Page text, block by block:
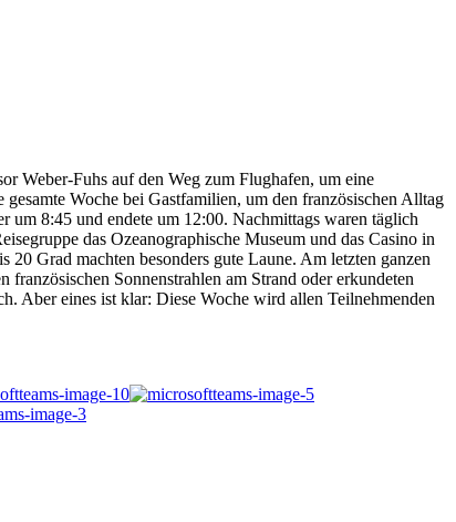
Weber-Fuhs auf den Weg zum Flughafen, um eine
Woche bei Gastfamilien, um den französischen Alltag
um 8:45 und endete um 12:00. Nachmittags waren täglich
das Ozeanographische Museum und das Casino in
Grad machten besonders gute Laune. Am letzten ganzen
Sonnenstrahlen am Strand oder erkundeten
Aber eines ist klar: Diese Woche wird allen Teilnehmenden